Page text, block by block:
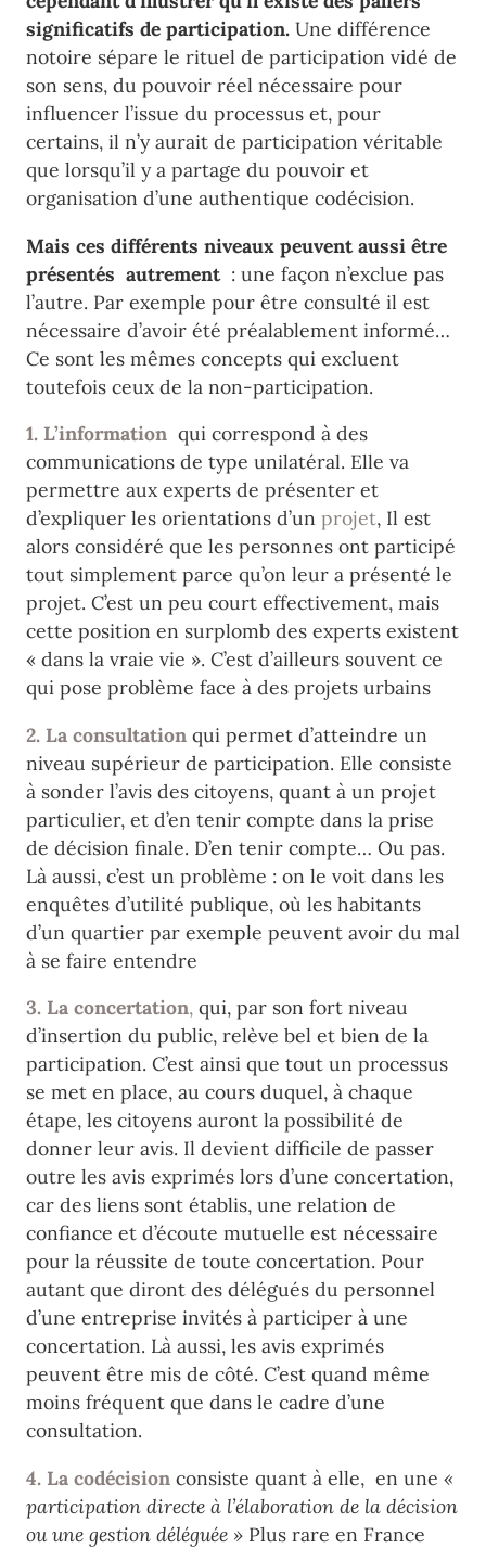
significatifs de participation. Une différence
notoire sépare le rituel de participation vidé de
son sens, du pouvoir réel nécessaire pour
influencer l’issue du processus et, pour
certains, il n’y aurait de participation véritable
que lorsqu’il y a partage du pouvoir et
organisation d’une authentique codécision.
Mais ces différents niveaux peuvent aussi être
présentés autrement: une façon n’exclue pas
l’autre. Par exemple pour être consulté il est
nécessaire d’avoir été préalablement informé…
Ce sont les mêmes concepts qui excluent
toutefois ceux de la non-participation.
1. L’information qui correspond à des
communications de type unilatéral. Elle va
permettre aux experts de présenter et
d’expliquer les orientations d’un projet, Il est
alors considéré que les personnes ont participé
tout simplement parce qu’on leur a présenté le
projet. C’est un peu court effectivement, mais
cette position en surplomb des experts existent
« dans la vraie vie ». C’est d’ailleurs souvent ce
qui pose problème face à des projets urbains
2. La consultation qui permet d’atteindre un
niveau supérieur de participation. Elle consiste
à sonder l’avis des citoyens, quant à un projet
particulier, et d’en tenir compte dans la prise
de décision finale. D’en tenir compte… Ou pas.
Là aussi, c’est un problème : on le voit dans les
enquêtes d’utilité publique, où les habitants
d’un quartier par exemple peuvent avoir du mal
à se faire entendre
3. La concertation, qui, par son fort niveau
d’insertion du public, relève bel et bien de la
participation. C’est ainsi que tout un processus
se met en place, au cours duquel, à chaque
étape, les citoyens auront la possibilité de
donner leur avis. Il devient difficile de passer
outre les avis exprimés lors d’une concertation,
car des liens sont établis, une relation de
confiance et d’écoute mutuelle est nécessaire
pour la réussite de toute concertation. Pour
autant que diront des délégués du personnel
d’une entreprise invités à participer à une
concertation. Là aussi, les avis exprimés
peuvent être mis de côté. C’est quand même
moins fréquent que dans le cadre d’une
consultation.
4. La codécision consiste quant à elle, en une «
participation directe à l’élaboration de la décision
ou une gestion déléguée » Plus rare en France